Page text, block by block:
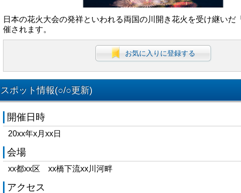
日本の花火大会の発祥といわれる両国の川開き花火を受け継いだ
催されます。
お気に入りに登録する
スポット情報(○/○更新)
開催日時
20xx年x月xx日
会場
xx都xx区 xx橋下流xx川河畔
アクセス